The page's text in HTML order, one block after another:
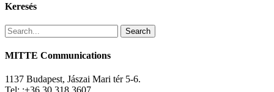
Keresés
Search
MITTE Communications
1137 Budapest, Jászai Mari tér 5-6.